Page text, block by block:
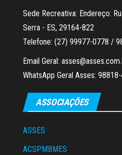
Sede Recreativa: Endereço:
Serra - ES, 29164-822
Telefone: (27) 99977-0778 /
Email Geral:
WhatsApp Geral Asses:
ASSOCIAÇÕES
ASSES
ACSPMBMES